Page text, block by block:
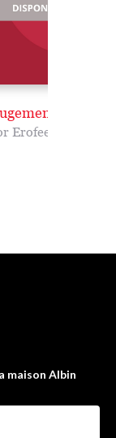
dernier
Erofeev
maison Albin